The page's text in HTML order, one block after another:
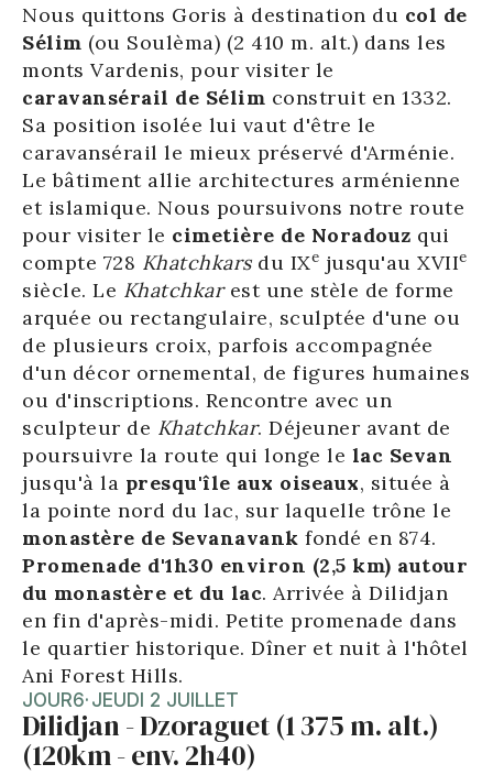
Nous quittons Goris à destination du col de
Sélim (ou Soulèma) (2 410 m. alt.) dans les
monts Vardenis, pour visiter le
caravansérail de Sélim construit en 1332.
Sa position isolée lui vaut d'être le
caravansérail le mieux préservé d'Arménie.
Le bâtiment allie architectures arménienne
et islamique. Nous poursuivons notre route
pour visiter le cimetière de Noradouz qui
compte 728 Khatchkarsdu IXe jusqu'au XVIIe
siècle. Le Khatchkarest une stèle de forme
arquée ou rectangulaire, sculptée d'une ou
de plusieurs croix, parfois accompagnée
d'un décor ornemental, de figures humaines
ou d'inscriptions. Rencontre avec un
sculpteur de Khatchkar. Déjeuner avant de
poursuivre la route qui longe le lac Sevan
jusqu'à la presqu'île aux oiseaux, située à
la pointe nord du lac, sur laquelle trône le
monastère de Sevanavank fondé en 874.
Promenade d'1h30 environ (2,5 km) autour
du monastère et du lac. Arrivée à Dilidjan
en fin d'après-midi. Petite promenade dans
le quartier historique. Dîner et nuit à l'hôtel
Ani Forest Hills.
JOUR6· JEUDI 2 JUILLET
Dilidjan - Dzoraguet (1 375 m. alt.)
(120km - env. 2h40)